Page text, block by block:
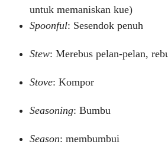
untuk memaniskan kue)
Spoonful: Sesendok penuh
Stew: Merebus pelan-pelan,
Stove: Kompor
Seasoning: Bumbu
Season: membumbui